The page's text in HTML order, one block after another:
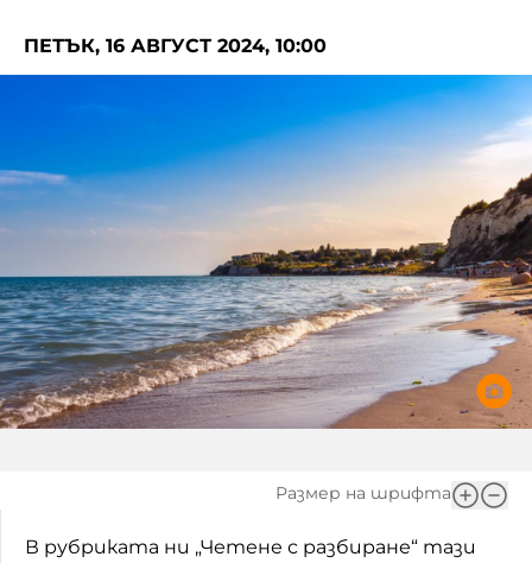
Приказки
Искри
Нашите гости
Фантазирай
История на изкуството
Музикална кутийка
От соул до рокендрол
Междучасие
Игри
Кои сме ние?
За вас, родители
БНР
БНР Новини
Архивен фонд на БНР
ПЕТЪК, 16 АВГУСТ 2024, 10:00
Размер на шрифта
В рубриката ни „Четене с разбиране“ тази